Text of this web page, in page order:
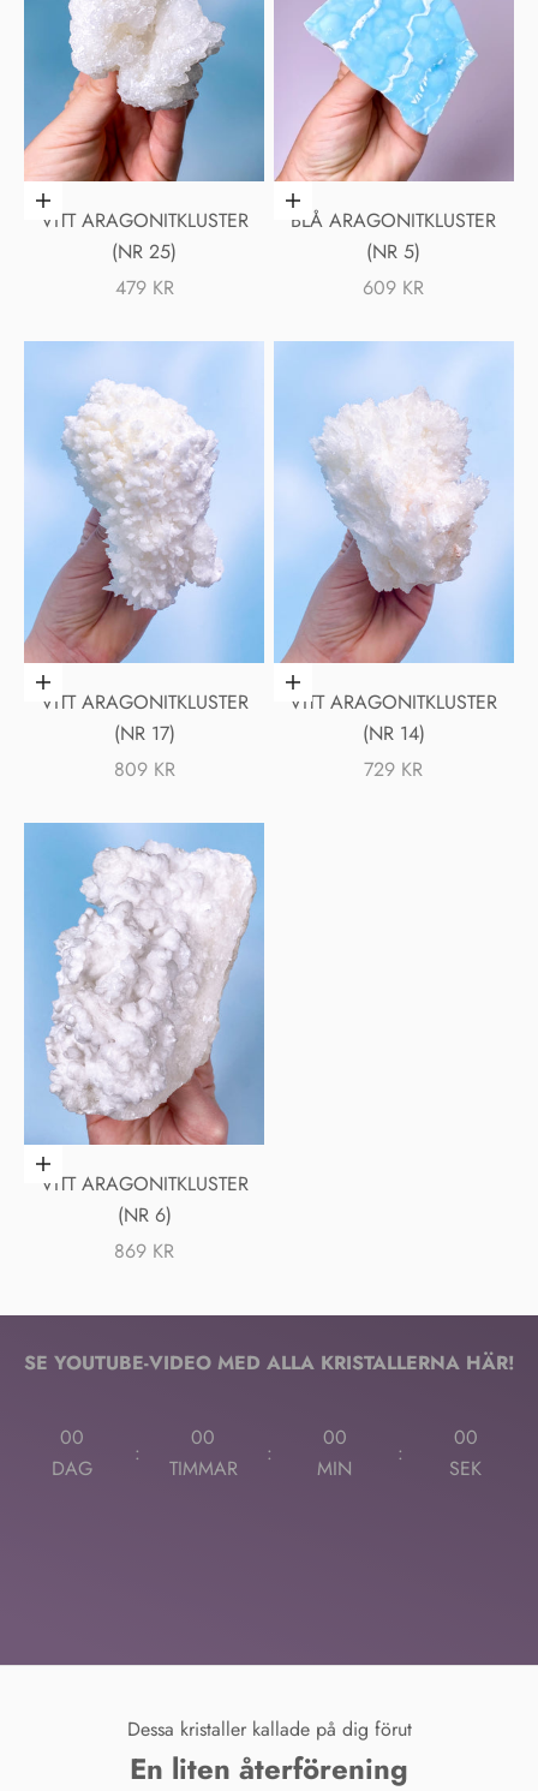
Lägg i varukorgen
VITT ARAGONITKLUSTER
(NR 25)
REA-PRIS
479 KR
Lägg i varukorgen
BLÅ ARAGONITKLUSTER
(NR 5)
REA-PRIS
609 KR
Lägg i varukorgen
VITT ARAGONITKLUSTER
(NR 17)
REA-PRIS
809 KR
Lägg i varukorgen
VITT ARAGONITKLUSTER
(NR 14)
REA-PRIS
729 KR
Lägg i varukorgen
VITT ARAGONITKLUSTER
(NR 6)
REA-PRIS
869 KR
MIDNIGHT MAGIC
Måndag den 20/4 kl. 20:00
SE YOUTUBE-VIDEO MED ALLA KRISTALLERNA HÄR!
00
DAG
:
00
TIMMAR
:
00
MIN
:
00
SEK
Dessa kristaller kallade på dig förut
En liten återförening